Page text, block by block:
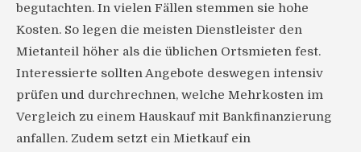
begutachten. In vielen Fällen stemmen sie hohe
Kosten. So legen die meisten Dienstleister den
Mietanteil höher als die üblichen Ortsmieten fest.
Interessierte sollten Angebote deswegen intensiv
prüfen und durchrechnen, welche Mehrkosten im
Vergleich zu einem Hauskauf mit Bankfinanzierung
anfallen. Zudem setzt ein Mietkauf ein